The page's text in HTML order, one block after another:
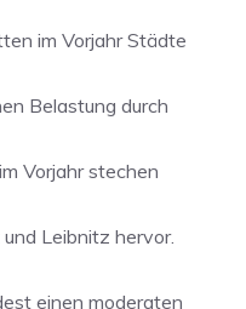
im Vorjahr Städte
Belastung durch
Vorjahr stechen
Leibnitz hervor.
einen moderaten